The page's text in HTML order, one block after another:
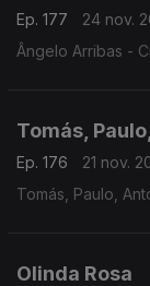
Ep. 177
24 nov.
Ângelo Arribas -
Tomás,
Ep. 176
21 nov.
Tomás, Paulo,
Olinda Rosa